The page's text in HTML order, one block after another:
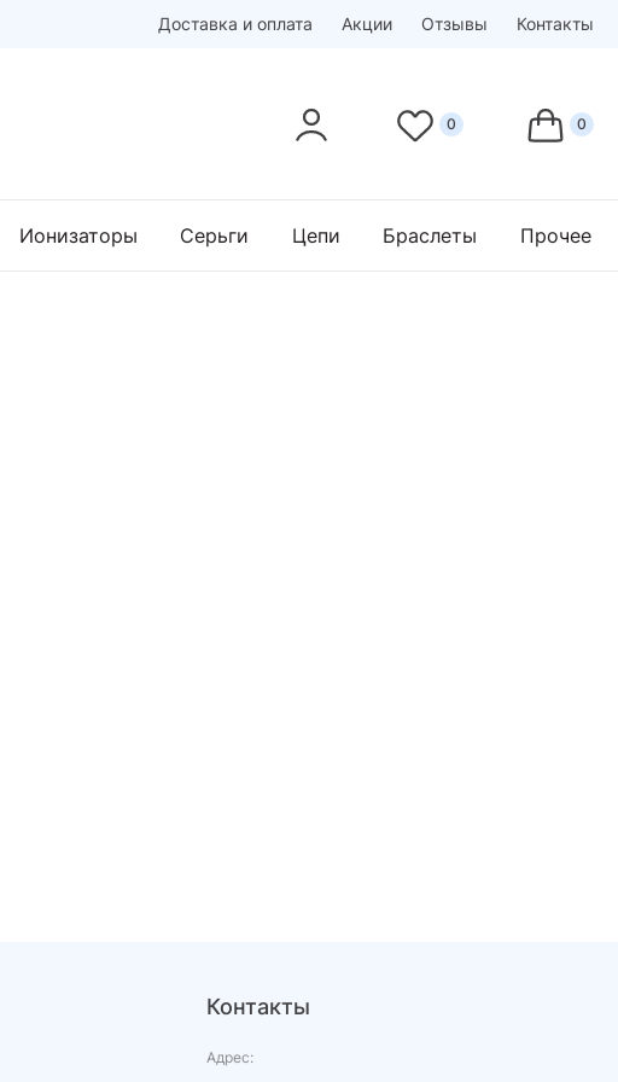
Доставка и оплата Акции Отзывы Контакты
Ионизаторы Серьги Цепи Браслеты Прочее
Контакты
Адрес: